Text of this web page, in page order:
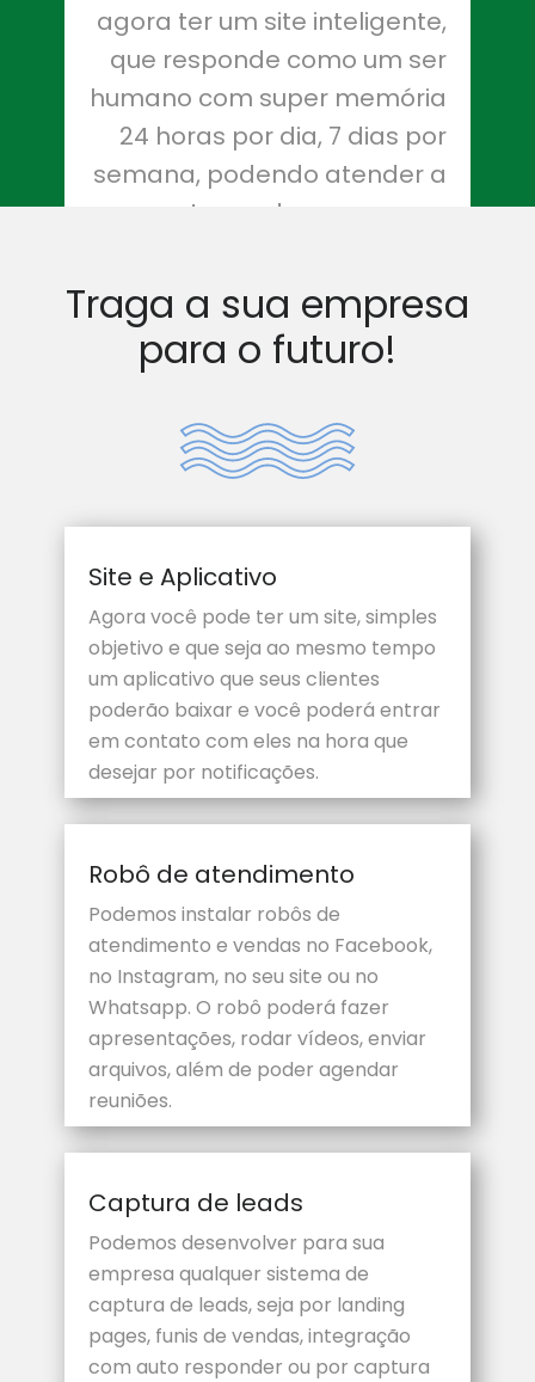
agora ter um site inteligente,
que responde como um ser
humano com super memória
24 horas por dia, 7 dias por
semana, podendo atender a
centenas de pessoas ao
surpreendente.
QUERO SABER MAIS
Traga a sua empresa
para o futuro!
Site e Aplicativo
Agora você pode ter um site, simples
objetivo e que seja ao mesmo tempo
um aplicativo que seus clientes
poderão baixar e você poderá entrar
em contato com eles na hora que
desejar por notificações.
Robô de atendimento
Podemos instalar robôs de
atendimento e vendas no Facebook,
no Instagram, no seu site ou no
Whatsapp. O robô poderá fazer
apresentações, rodar vídeos, enviar
arquivos, além de poder agendar
reuniões.
Captura de leads
Podemos desenvolver para sua
empresa qualquer sistema de
captura de leads, seja por landing
pages, funis de vendas, integração
com auto responder ou por captura